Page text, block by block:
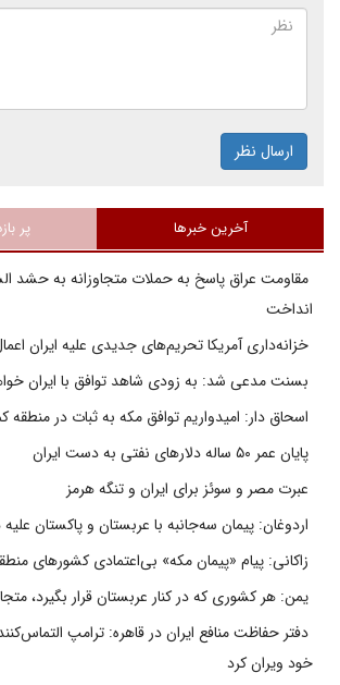
ارسال نظر
آخرین خبرها پر
مقاومت عراق پاسخ به حملات متجاوزانه به حشد
انداخت
خزانه‌داری آمریکا تحریم‌های جدیدی علیه ایران
بسنت مدعی شد: به زودی شاهد توافق با ایران
اسحاق دار: امیدواریم توافق مکه به ثبات در منطقه
پایان عمر ۵۰ ساله دلارهای نفتی به دست ایران
عبرت مصر و سوئز برای ایران و تنگه هرمز
اردوغان: پیمان سه‌جانبه با عربستان و پاکستان
زاکانی: پیام «پیمان مکه» بی‌اعتمادی کشورهای
یمن: هر کشوری که در کنار عربستان قرار بگیرد،
دفتر حفاظت منافع ایران در قاهره: ترامپ
خود ویران کرد